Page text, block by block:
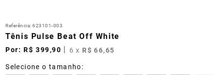
Referência:623101-003
Tênis Pulse Beat Off White
R$ 399,90 6 x R$ 66,65